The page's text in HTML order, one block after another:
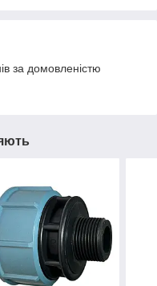
за домовленістю